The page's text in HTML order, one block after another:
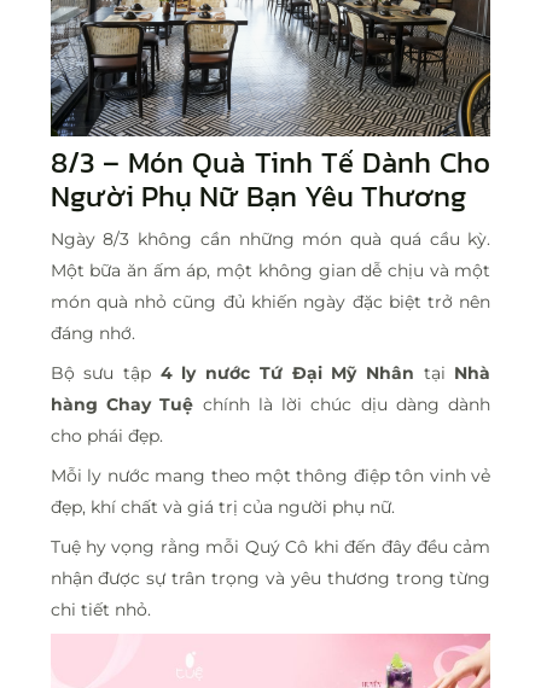
8/3 – Món Quà Tinh Tế Dành Cho
Người Phụ Nữ Bạn Yêu Thương
Ngày 8/3 không cần những món quà quá cầu kỳ.
Một bữa ăn ấm áp, một không gian dễ chịu và một
món quà nhỏ cũng đủ khiến ngày đặc biệt trở nên
đáng nhớ.
Bộ sưu tập 4 ly nước Tứ Đại Mỹ Nhân tại Nhà
hàng Chay Tuệ chính là lời chúc dịu dàng dành
cho phái đẹp.
Mỗi ly nước mang theo một thông điệp tôn vinh vẻ
đẹp, khí chất và giá trị của người phụ nữ.
Tuệ hy vọng rằng mỗi Quý Cô khi đến đây đều cảm
nhận được sự trân trọng và yêu thương trong từng
chi tiết nhỏ.